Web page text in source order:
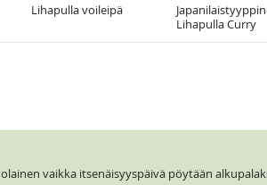
Lihapulla voileipä
Lihapulla Curry
vaikka itsenäisyyspäivä pöytään